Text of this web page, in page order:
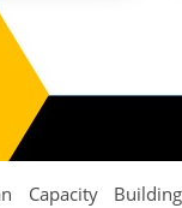
Capacity